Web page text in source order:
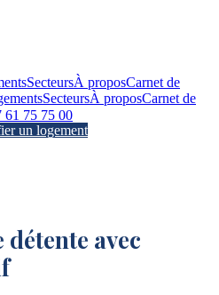
SecteursÀ proposCarnet de
un logement
SecteursÀ proposCarnet de
61 75 75 00
avec